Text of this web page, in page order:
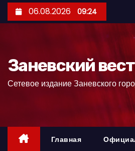
е
06.08.2026 09:24
Заневский
Сетевое издание Заневского
Главная